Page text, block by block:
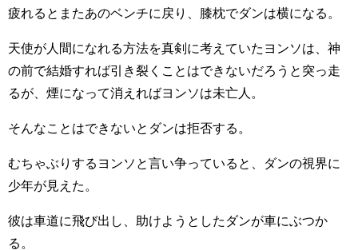
疲れるとまたあのベンチに戻り、膝枕でダンは横になる。
天使が人間になれる方法を真剣に考えていたヨンソは、神
の前で結婚すれば引き裂くことはできないだろうと突っ走
るが、煙になって消えればヨンソは未亡人。
そんなことはできないとダンは拒否する。
むちゃぶりするヨンソと言い争っていると、ダンの視界に
少年が見えた。
彼は車道に飛び出し、助けようとしたダンが車にぶつか
る。